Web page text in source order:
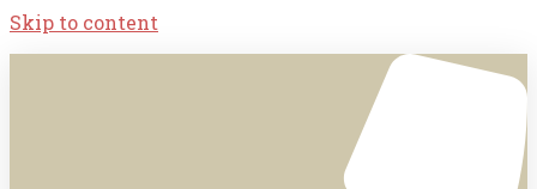
Skip to content